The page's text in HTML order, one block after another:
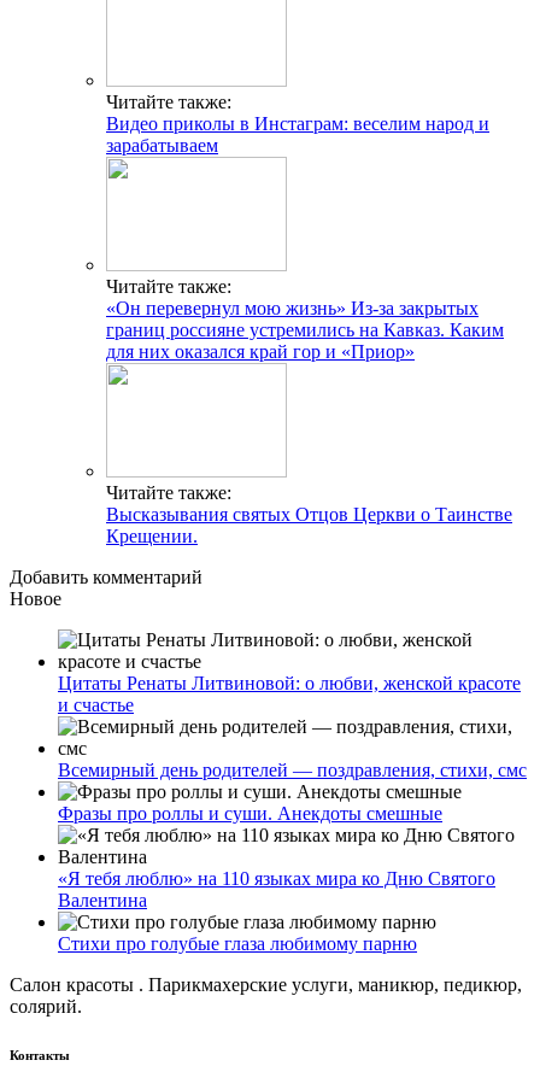
Читайте также:
Видео приколы в Инстаграм: веселим народ и
зарабатываем
Читайте также:
«Он перевернул мою жизнь» Из-за закрытых
границ россияне устремились на Кавказ. Каким
для них оказался край гор и «Приор»
Читайте также:
Высказывания святых Отцов Церкви о Таинстве
Крещении.
Добавить комментарий
Новое
Цитаты Ренаты Литвиновой: о любви, женской красоте
и счастье
Всемирный день родителей — поздравления, стихи, смс
Фразы про роллы и суши. Анекдоты смешные
«Я тебя люблю» на 110 языках мира ко Дню Святого
Валентина
Стихи про голубые глаза любимому парню
Салон красоты . Парикмахерские услуги, маникюр, педикюр,
солярий.
Контакты